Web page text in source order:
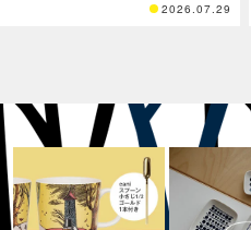
2026.07.29